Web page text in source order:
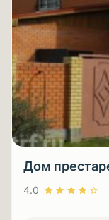
Дом
4.0